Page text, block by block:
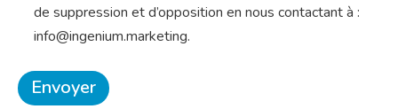
de suppression et d’opposition en nous contactant à :
info@ingenium.marketing.